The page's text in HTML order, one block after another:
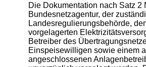
Die Dokumentation nach Satz 2
Bundesnetzagentur, der
Landesregulierungsbehörde,
vorgelagerten
Betreiber des
Einspeisewilligen sowie einem
angeschlossenen